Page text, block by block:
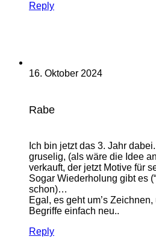
Reply
16. Oktober 2024
Rabe
Ich bin jetzt das 3. Jahr
gruselig, (als wäre die Idee
verkauft, der jetzt Motive für
Sogar Wiederholung gibt es
schon)…
Egal, es geht um’s
Begriffe einfach neu..
Reply